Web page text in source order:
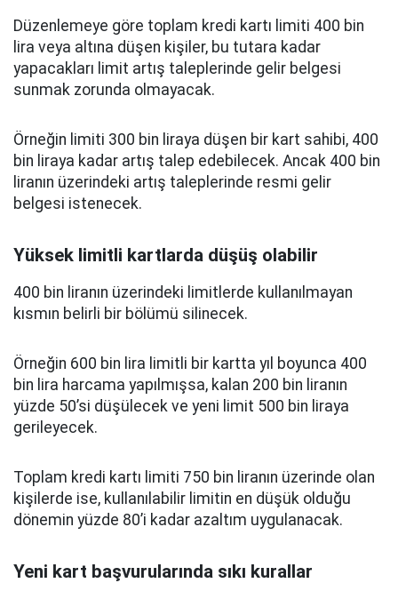
Düzenlemeye göre toplam kredi kartı limiti 400 bin
lira veya altına düşen kişiler, bu tutara kadar
yapacakları limit artış taleplerinde gelir belgesi
sunmak zorunda olmayacak.
Örneğin limiti 300 bin liraya düşen bir kart sahibi, 400
bin liraya kadar artış talep edebilecek. Ancak 400 bin
liranın üzerindeki artış taleplerinde resmi gelir
belgesi istenecek.
Yüksek limitli kartlarda düşüş olabilir
400 bin liranın üzerindeki limitlerde kullanılmayan
kısmın belirli bir bölümü silinecek.
Örneğin 600 bin lira limitli bir kartta yıl boyunca 400
bin lira harcama yapılmışsa, kalan 200 bin liranın
yüzde 50’si düşülecek ve yeni limit 500 bin liraya
gerileyecek.
Toplam kredi kartı limiti 750 bin liranın üzerinde olan
kişilerde ise, kullanılabilir limitin en düşük olduğu
dönemin yüzde 80’i kadar azaltım uygulanacak.
Yeni kart başvurularında sıkı kurallar